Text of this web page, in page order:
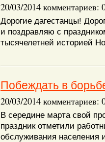
20/03/2014 комментариев:
Дорогие дагестанцы!
и поздравляю с
тысячелетней историей
Побеждать в
20/03/2014 комментариев:
В середине марта свой
праздник отметили
обслуживания населения